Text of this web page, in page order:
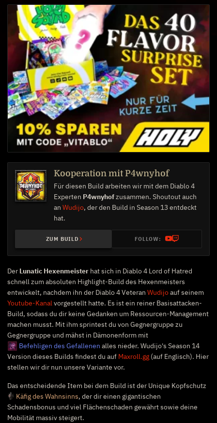
Kooperation mit P4wnyhof
Für diesen Build arbeiten wir mit dem Diablo 4
Experten P4wnyhofzusammen. Shoutout auch
an Wudijo, der den Build in Season 13 entdeckt
hat.
ZUM BUILD FOLLOW:
Der Lunatic Hexenmeister hat sich in Diablo 4 Lord of Hatred
schnell zum absoluten Highlight-Build des Hexenmeisters
entwickelt, nachdem ihn der Diablo 4 Veteran Wudijoauf seinem
Youtube-Kanalvorgestellt hatte. Es ist ein reiner Basisattacken-
Build, sodass du dir keine Gedanken um Ressourcen-Management
machen musst. Mit ihm sprintest du von Gegnergruppe zu
Gegnergruppe und mähst in Dämonenform mit
Befehligen des Gefallenen alles nieder. Wudijo's Season 14
Version dieses Builds findest du auf Maxroll.gg (auf Englisch). Hier
stellen wir dir nun unsere Variante vor.
Das entscheidende Item bei dem Build ist der Unique Kopfschutz
Käfig des Wahnsinns, der dir einen gigantischen
Schadensbonus und viel Flächenschaden gewährt sowie deine
Mobilität massiv steigert.